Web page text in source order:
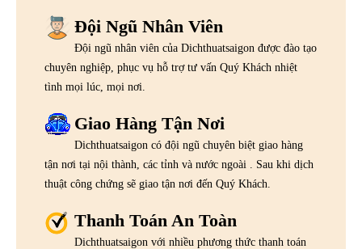
Đội Ngũ Nhân Viên
Đội ngũ nhân viên của Dichthuatsaigon được đào tạo
chuyên nghiệp, phục vụ hỗ trợ tư vấn Quý Khách nhiệt
tình mọi lúc, mọi nơi.
Giao Hàng Tận Nơi
Dichthuatsaigon có đội ngũ chuyên biệt giao hàng
tận nơi tại nội thành, các tỉnh và nước ngoài . Sau khi dịch
thuật công chứng sẽ giao tận nơi đến Quý Khách.
Thanh Toán An Toàn
Dichthuatsaigon với nhiều phương thức thanh toán